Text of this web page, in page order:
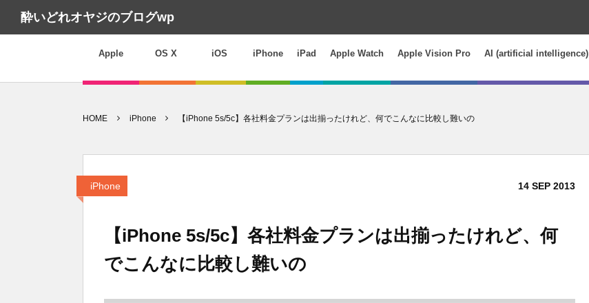
酔いどれオヤジのブログwp
Apple OS X iOS iPhone iPad Apple Watch Apple Vision Pro AI (artificial intelligence)
HOME iPhone 【iPhone 5s/5c】各社料金プランは出揃ったけれど、何でこんなに比較し難いの
iPhone 14 SEP 2013
【iPhone 5s/5c】各社料金プランは出揃ったけれど、何
でこんなに比較し難いの